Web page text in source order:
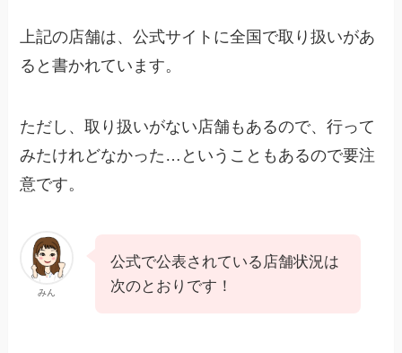
上記の店舗は、公式サイトに全国で取り扱いがあ
ると書かれています。
ただし、取り扱いがない店舗もあるので、行って
みたけれどなかった…ということもあるので要注
意です。
みん
公式で公表されている店舗状況は
次のとおりです！